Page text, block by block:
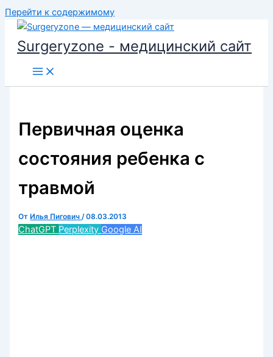
Перейти к содержимому
Surgeryzone - медицинский сайт
Первичная оценка
состояния ребенка с
травмой
От Илья Пигович/08.03.2013
ChatGPT Perplexity Google AI